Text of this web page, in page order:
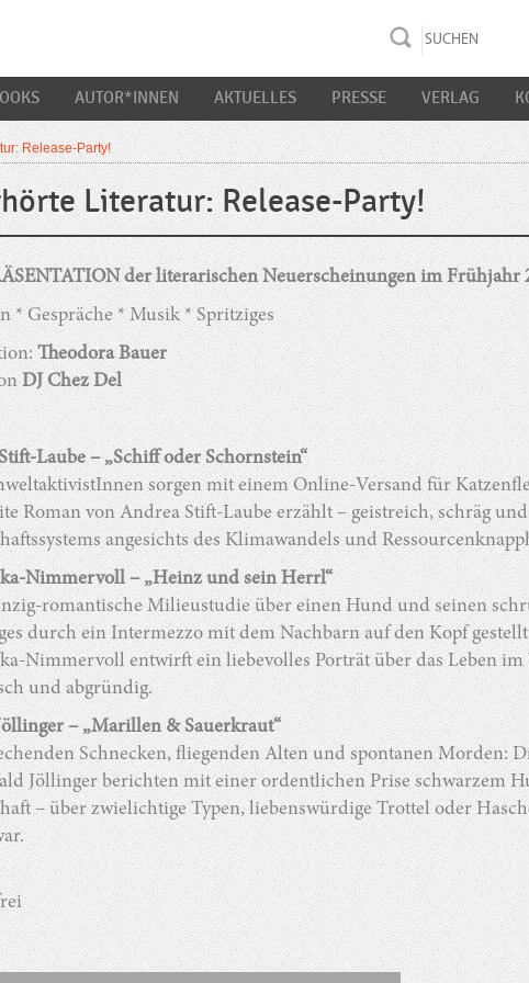
AUTOR*INNEN AKTUELLES PRESSE VERLAG
Release-Party!
Literatur: Release-Party!
der literarischen Neuerscheinungen im Frühjahr
* Gespräche * Musik * Spritziges
Theodora Bauer
DJ Chez Del
Laube – „Schiff oder Schornstein“
sorgen mit einem Online-Versand für
Roman von Andrea Stift-Laube erzählt – geistreich, schräg
angesichts des Klimawandels und
Nimmervoll – „Heinz und sein Herrl“
romantische Milieustudie über einen Hund und seinen
durch ein Intermezzo mit dem Nachbarn auf den Kopf
Nimmervoll entwirft ein liebevolles Porträt über das Leben
und abgründig.
– „Marillen & Sauerkraut“
Schnecken, fliegenden Alten und spontanen Morden:
Jöllinger berichten mit einer ordentlichen Prise schwarzem
– über zwielichtige Typen, liebenswürdige Trottel oder